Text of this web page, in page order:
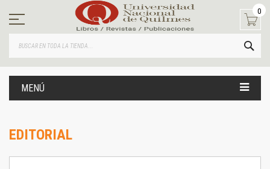
contenido
0
MENÚ
EDITORIAL